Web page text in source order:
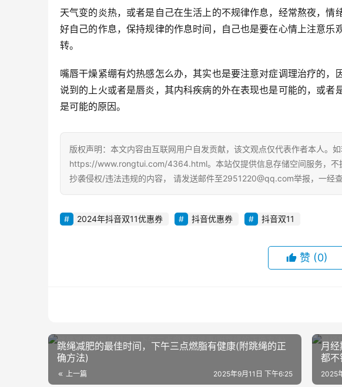
天气变的炎热，或者是自己在生活上的不规律作息，经常熬夜，
好自己的作息，保持规律的作息时间，自己也是要在心情上注意
转。
嘴唇干燥紧绷有灼热感怎么办，其实也是要注意对症调理治疗的
说到的上火或者是唇炎，其内科疾病的外在表现也是可能的，或
是可能的原因。
版权声明：本文内容由互联网用户自发贡献，该文观点仅代表作者本人。如
https://www.rongtui.com/4364.html。本站仅提供信息存储空间服务，不
抄袭侵权/违法违规的内容， 请发送邮件至2951220@qq.com举报，一经查
2024年抖音双11优惠券 抖音优惠券 抖音双11
赞 (0)
跳绳减肥的最佳时间，下午三点燃脂有健康(附跳绳的正
确方法)
上一篇 2025年9月11日 下午6:25
月经
都不
2025